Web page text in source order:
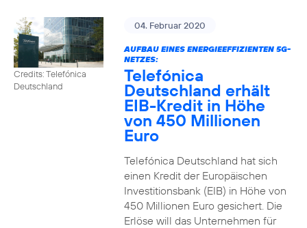
Credits: Telefónica
Deutschland
04. Februar 2020
AUFBAU EINES ENERGIEEFFIZIENTEN 5G-
NETZES:
Telefónica
Deutschland erhält
EIB-Kredit in Höhe
von 450 Millionen
Euro
Telefónica Deutschland hat sich
einen Kredit der Europäischen
Investitionsbank (EIB) in Höhe von
450 Millionen Euro gesichert. Die
Erlöse will das Unternehmen für